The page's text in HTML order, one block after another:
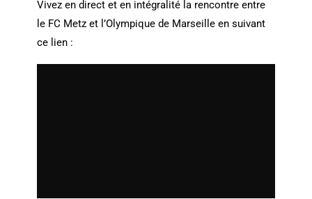
Vivez en direct et en intégralité la rencontre entre
le FC Metz et l’Olympique de Marseille en suivant
ce lien :